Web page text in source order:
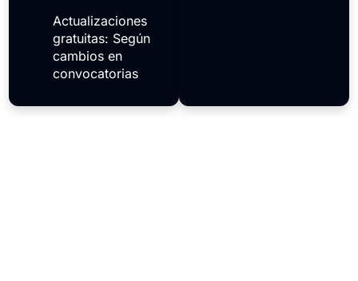
Actualizaciones
gratuitas: Según
cambios en
convocatorias